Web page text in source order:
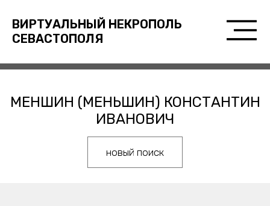
ВИРТУАЛЬНЫЙ НЕКРОПОЛЬ
СЕВАСТОПОЛЯ
МЕНШИН (МЕНЬШИН) КОНСТАНТИН
ИВАНОВИЧ
новый поиск